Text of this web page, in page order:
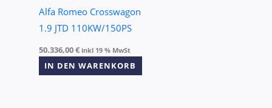
Alfa Romeo Crosswagon
1.9 JTD 110KW/150PS
50.336,00€ inkl 19 % MwSt
IN DEN WARENKORB